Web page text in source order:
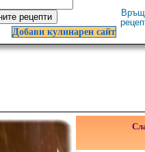
Добави кулинарен сайт